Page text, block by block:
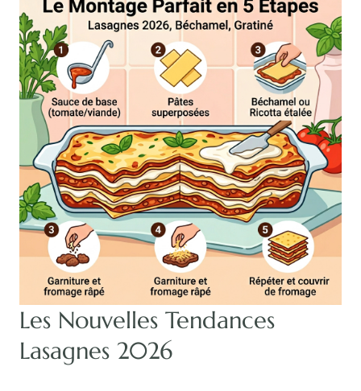
Les Nouvelles Tendances
Lasagnes 2026